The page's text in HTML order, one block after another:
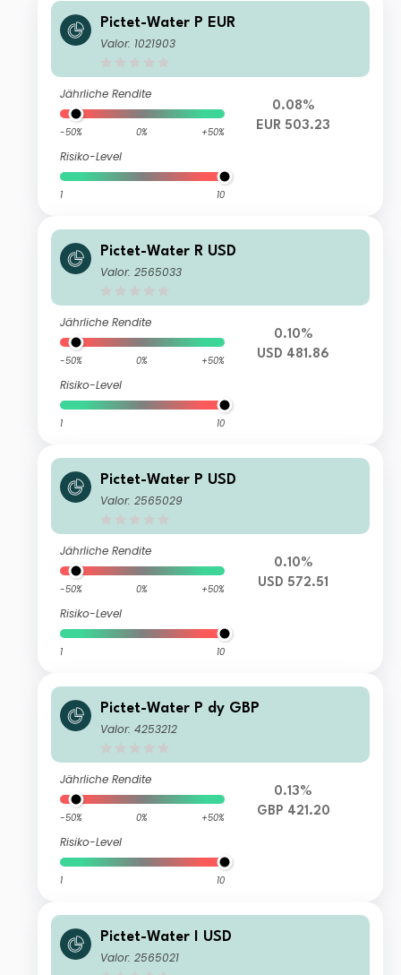
Pictet-Water P EUR
Valor: 1021903
Jährliche Rendite
-50% 0% +50%
Risiko-Level
1 10
0.08%
EUR 503.23
Pictet-Water R USD
Valor: 2565033
Jährliche Rendite
-50% 0% +50%
Risiko-Level
1 10
0.10%
USD 481.86
Pictet-Water P USD
Valor: 2565029
Jährliche Rendite
-50% 0% +50%
Risiko-Level
1 10
0.10%
USD 572.51
Pictet-Water P dy GBP
Valor: 4253212
Jährliche Rendite
-50% 0% +50%
Risiko-Level
1 10
0.13%
GBP 421.20
Pictet-Water I USD
Valor: 2565021